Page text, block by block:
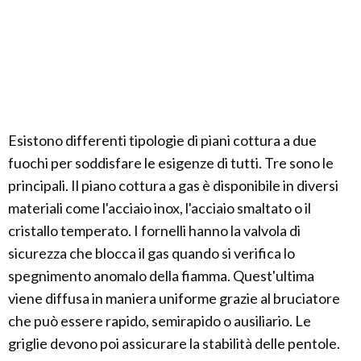
Esistono differenti tipologie di piani cottura a due
fuochi per soddisfare le esigenze di tutti. Tre sono le
principali. Il piano cottura a gas è disponibile in diversi
materiali come l'acciaio inox, l'acciaio smaltato o il
cristallo temperato. I fornelli hanno la valvola di
sicurezza che blocca il gas quando si verifica lo
spegnimento anomalo della fiamma. Quest'ultima
viene diffusa in maniera uniforme grazie al bruciatore
che può essere rapido, semirapido o ausiliario. Le
griglie devono poi assicurare la stabilità delle pentole.